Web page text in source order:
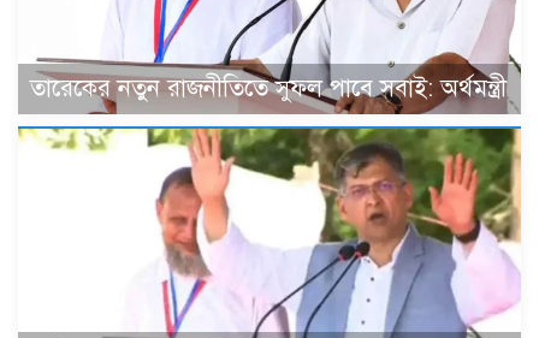
তারেকের নতুন রাজনীতিতে সুফল পাবে সবাই: অর্থমন্ত্রী